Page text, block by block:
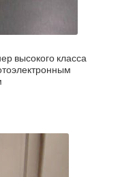
высокого класса